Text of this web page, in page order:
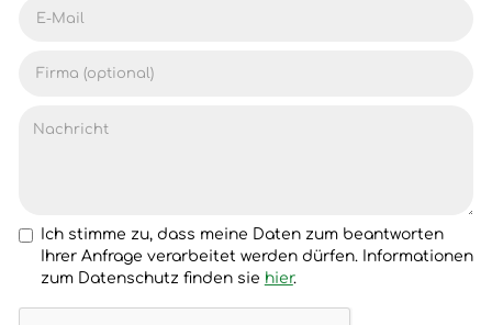
Ich stimme zu, dass meine Daten zum beantworten
Ihrer Anfrage verarbeitet werden dürfen. Informationen
zum Datenschutz finden sie hier.